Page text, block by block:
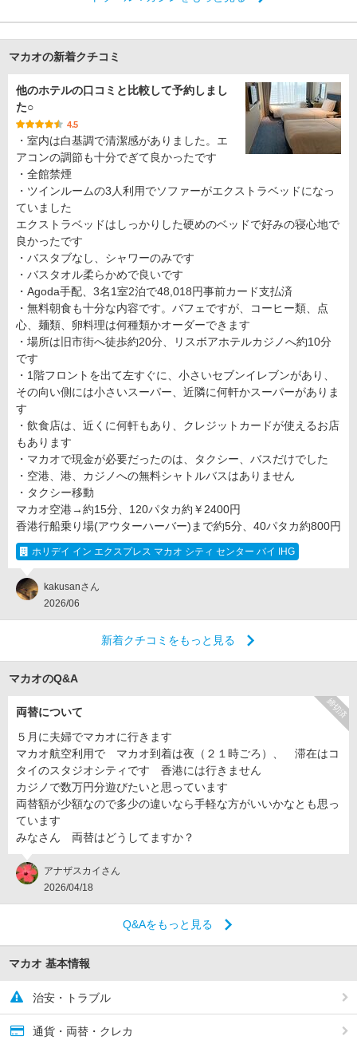
マカオの新着クチコミ
他のホテルの口コミと比較して予約しまし
た○
4.5
・室内は白基調で清潔感がありました。エ
アコンの調節も十分でぎて良かったです
・全館禁煙
・ツインルームの3人利用でソファーがエクストラベッドになっ
ていました
エクストラベッドはしっかりした硬めのベッドで好みの寝心地で
良かったです
・バスタブなし、シャワーのみです
・バスタオル柔らかめで良いです
・Agoda手配、3名1室2泊で48,018円事前カード支払済
・無料朝食も十分な内容です。バフェですが、コーヒー類、点
心、麺類、卵料理は何種類かオーダーできます
・場所は旧市街へ徒歩約20分、リスボアホテルカジノへ約10分
です
・1階フロントを出て左すぐに、小さいセブンイレブンがあり、
その向い側には小さいスーパー、近隣に何軒かスーパーがありま
す
・飲食店は、近くに何軒もあり、クレジットカードが使えるお店
もあります
・マカオで現金が必要だったのは、タクシー、バスだけでした
・空港、港、カジノへの無料シャトルバスはありません
・タクシー移動
マカオ空港→約15分、120パタカ約￥2400円
香港行船乗り場(アウターハーバー)まで約5分、40パタカ約800円
ホリデイ イン エクスプレス マカオ シティ センター バイ IHG
kakusanさん
2026/06
新着クチコミをもっと見る
マカオのQ&A
締切済
両替について
５月に夫婦でマカオに行きます
マカオ航空利用で マカオ到着は夜（２１時ごろ）、 滞在はコ
タイのスタジオシティです 香港には行きません
カジノで数万円分遊びたいと思っています
両替額が少額なので多少の違いなら手軽な方がいいかなとも思っ
ています
みなさん 両替はどうしてますか？
アナザスカイさん
2026/04/18
Q&Aをもっと見る
マカオ 基本情報
治安・トラブル
通貨・両替・クレカ